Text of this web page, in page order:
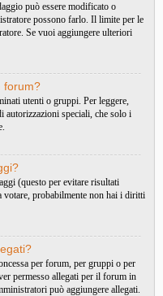
può essere modificato o
possono farlo. Il limite per le
Se vuoi aggiungere ulteriori
forum?
utenti o gruppi. Per leggere,
autorizzazioni speciali, che solo i
(questo per evitare risultati
votare, probabilmente non hai i diritti
per forum, per gruppi o per
permesso allegati per il forum in
può aggiungere allegati.